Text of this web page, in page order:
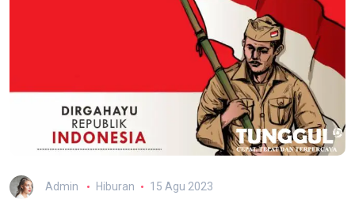
Admin Hiburan 15 Agu 2023